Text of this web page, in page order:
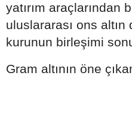
yatırım araçlarından
uluslararası ons
kurunun birleşimi
Gram altının öne